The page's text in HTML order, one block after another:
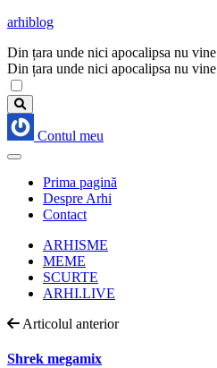
arhiblog
Din țara unde nici apocalipsa nu vine
Din țara unde nici apocalipsa nu vine
Contul meu
Prima pagină
Despre Arhi
Contact
ARHISME
MEME
SCURTE
ARHI.LIVE
Articolul anterior
Shrek megamix